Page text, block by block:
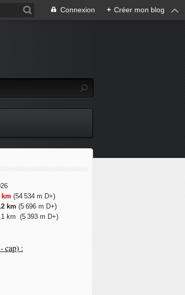
Connexion + Créer mon blog
km (54 534 m D+)
km (5 696 m D+)
km (5 393 m D+)
cap) :